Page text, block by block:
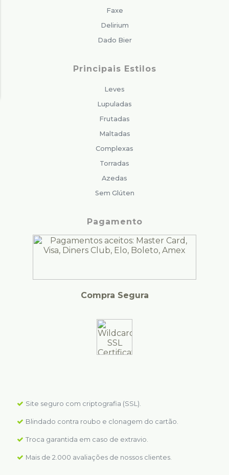
Faxe
Delirium
Dado Bier
Principais Estilos
Leves
Lupuladas
Frutadas
Maltadas
Complexas
Torradas
Azedas
Sem Glúten
Pagamento
Compra Segura
Site seguro com criptografia (SSL).
Blindado contra roubo e clonagem do cartão.
Troca garantida em caso de extravio.
Mais de 2.000 avaliações de nossos clientes.